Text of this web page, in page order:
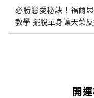
必勝戀愛秘訣！福爾
教學 擺脫單身讓天菜
開